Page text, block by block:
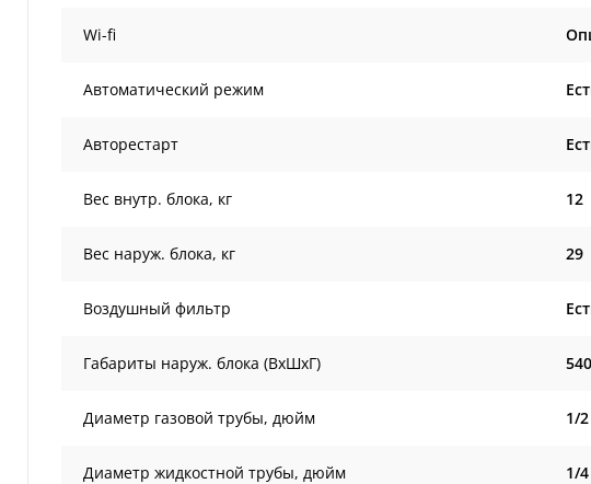
Wi-fi
Автоматический режим
Авторестарт
Вес внутр. блока, кг 12
Вес наруж. блока, кг 29
Воздушный фильтр
Габариты наруж. блока (ВxШxГ)
Диаметр газовой трубы, дюйм 1/2
Диаметр жидкостной трубы, дюйм 1/4